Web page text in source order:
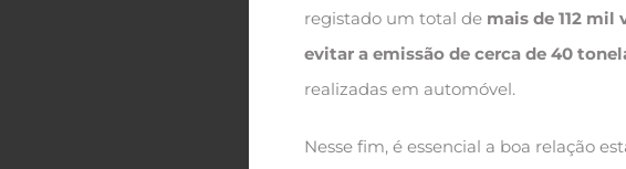
registado um total de mais de 112 mil
evitar a emissão de cerca de 40
realizadas em automóvel.
Nesse fim, é essencial a boa relação